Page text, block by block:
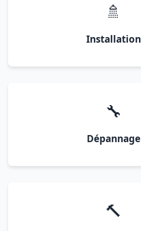
🚿
Installation
🔧
Dépannage
🔨